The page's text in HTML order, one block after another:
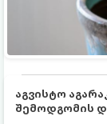
აგვისტო
შემოდგომის